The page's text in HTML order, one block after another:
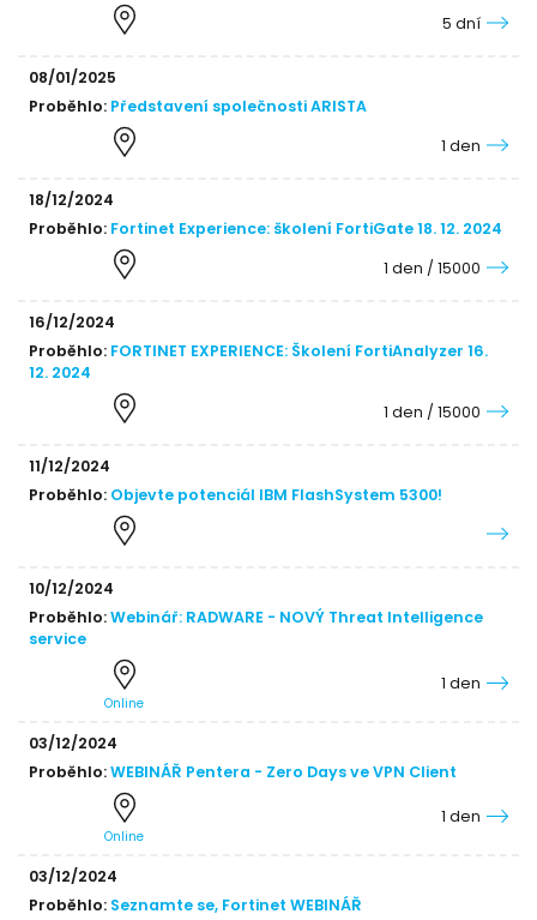
5 dní
08/01/2025
Proběhlo:Představení společnosti ARISTA
1 den
18/12/2024
Proběhlo:Fortinet Experience: školení FortiGate 18. 12. 2024
1 den / 15000
16/12/2024
Proběhlo:FORTINET EXPERIENCE: Školení FortiAnalyzer 16.
12. 2024
1 den / 15000
11/12/2024
Proběhlo:Objevte potenciál IBM FlashSystem 5300!
10/12/2024
Proběhlo:Webinář: RADWARE - NOVÝ Threat Intelligence
service
Online
1 den
03/12/2024
Proběhlo:WEBINÁŘ Pentera - Zero Days ve VPN Client
Online
1 den
03/12/2024
Proběhlo:Seznamte se, Fortinet WEBINÁŘ